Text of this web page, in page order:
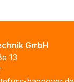
GmbH
13